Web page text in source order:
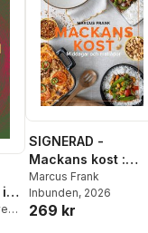
i
SIGNERAD -
Mackans kost :
Middagar och
matlådor
Marcus Frank
Inbunden, 2026
269 kr